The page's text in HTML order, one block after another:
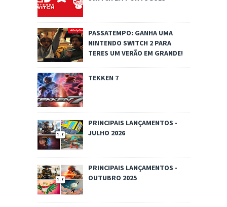
PASSATEMPO: GANHA UMA
NINTENDO SWITCH 2 PARA
TERES UM VERÃO EM GRANDE!
TEKKEN 7
PRINCIPAIS LANÇAMENTOS -
JULHO 2026
PRINCIPAIS LANÇAMENTOS -
OUTUBRO 2025